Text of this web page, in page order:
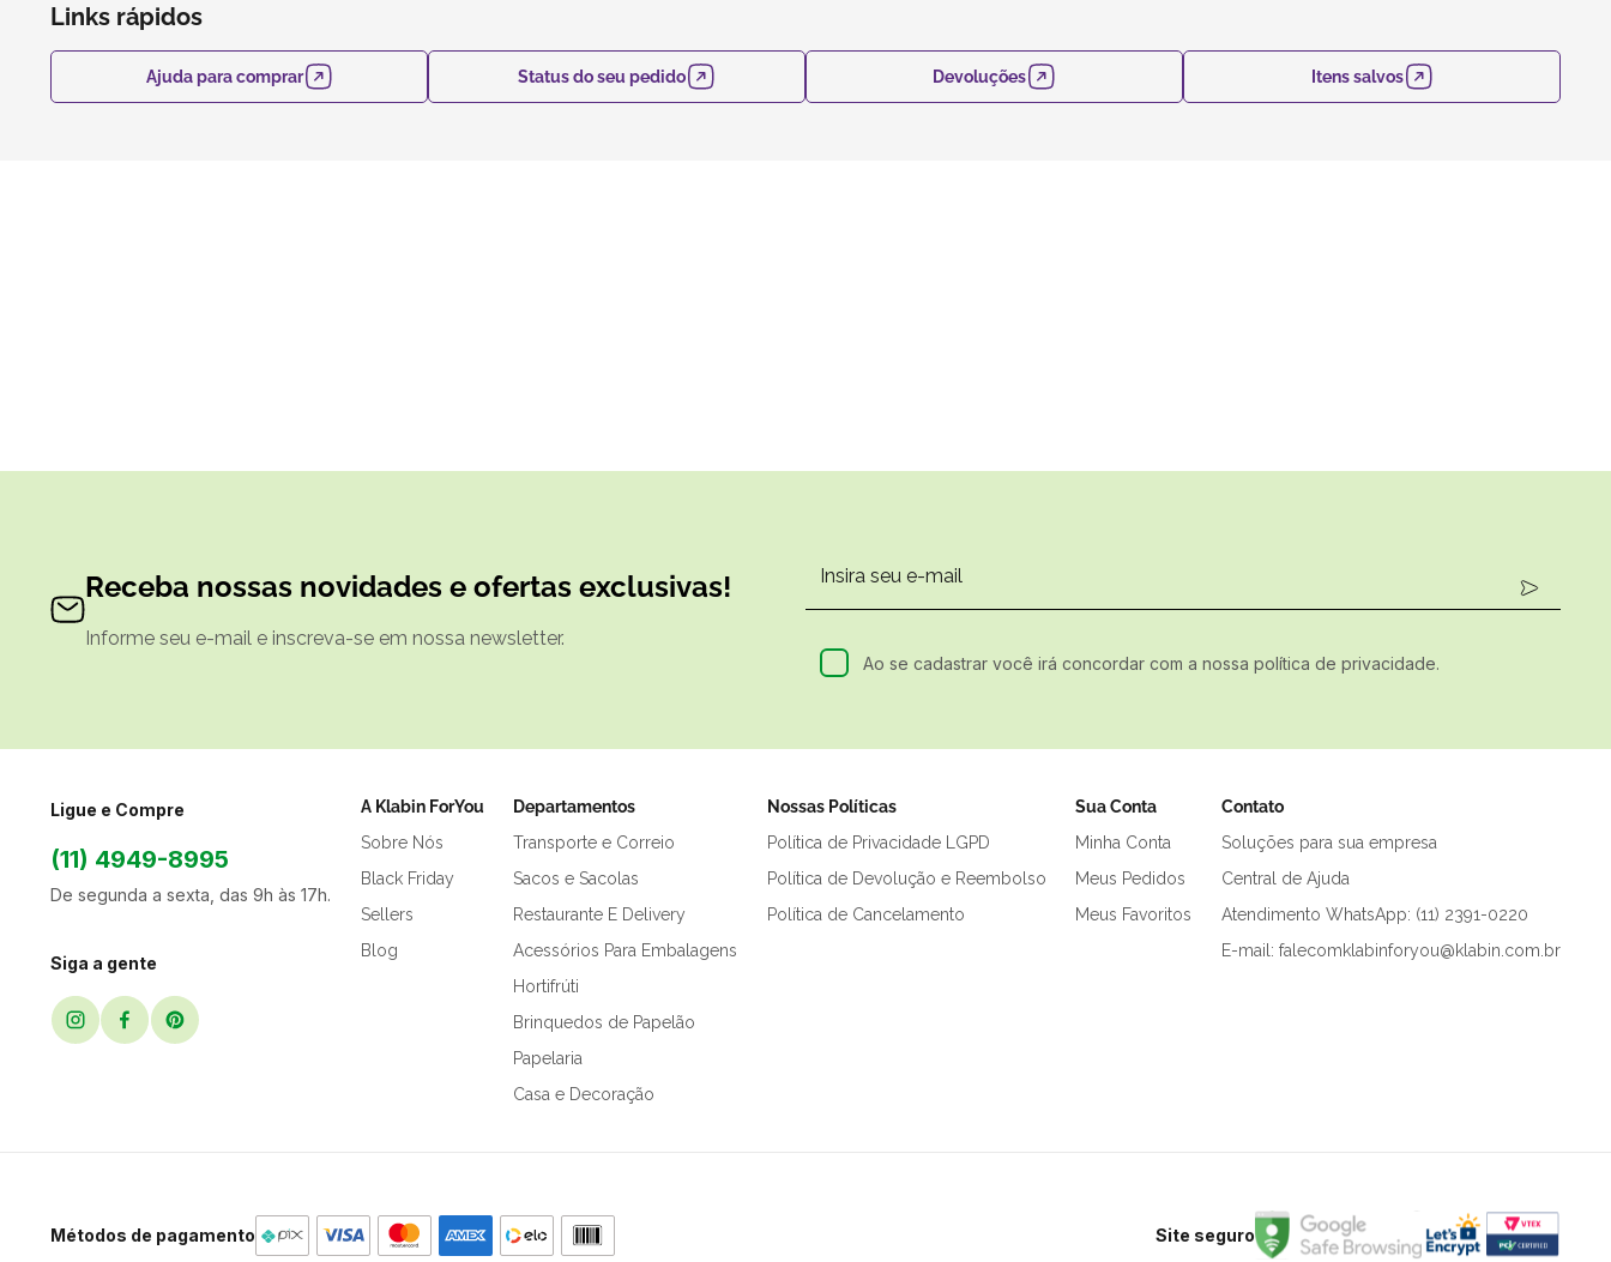
Links rápidos
Ajuda para comprar Status do seu pedido Devoluções Itens salvos
Receba nossas novidades e ofertas exclusivas!
Informe seu e-mail e inscreva-se em nossa newsletter.
Ao se cadastrar você irá concordar com a nossa política de privacidade.
Ligue e Compre
(11) 4949-8995
De segunda a sexta, das 9h às 17h.
Siga a gente
A Klabin ForYou
Sobre Nós
Black Friday
Sellers
Blog
Departamentos
Transporte e Correio
Sacos e Sacolas
Restaurante E Delivery
Acessórios Para Embalagens
Hortifrúti
Brinquedos de Papelão
Papelaria
Casa e Decoração
Nossas Políticas
Política de Privacidade LGPD
Política de Devolução e Reembolso
Política de Cancelamento
Sua Conta
Minha Conta
Meus Pedidos
Meus Favoritos
Contato
Soluções para sua empresa
Central de Ajuda
Atendimento WhatsApp: (11) 2391-0220
E-mail: falecomklabinforyou@klabin.com.br
Métodos de pagamento Site seguro